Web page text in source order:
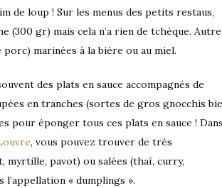
de loup ! Sur les menus des petits restaus,
(300 gr) mais cela n’a rien de tchèque. Autre
marinées à la bière ou au miel.
des plats en sauce accompagnés de
en tranches (sortes de gros gnocchis
pour éponger tous ces plats en sauce ! Dans
, vous pouvez trouver de très
myrtille, pavot) ou salées (thaï, curry,
l’appellation « dumplings ».